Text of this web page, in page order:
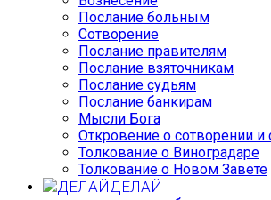
Послание больным
Сотворение
Послание правителям
Послание взяточникам
Послание судьям
Послание банкирам
Мысли Бога
Откровение о сотворении и
Толкование о Виноградаре
Толкование о Новом Завете
ДЕЛАЙ